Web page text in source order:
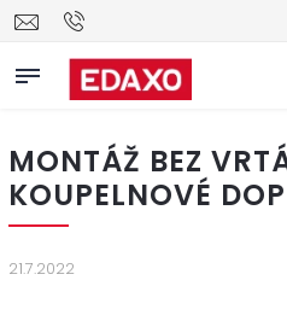
MONTÁŽ BEZ
KOUPELNOVÉ
21.7.2022